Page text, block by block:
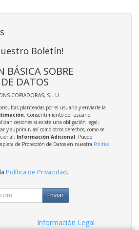
Boletín!
BÁSICA SOBRE
DATOS
COPIADORAS, S.L.U.
planteadas por el usuario y enviarle la
: Consentimiento del usuario;
cesiones si existe una obligación legal;
y suprimir, así como otros derechos, como se
Información Adicional: Puede
de Protección de Datos en nuestra Política
Política de Privacidad.
Enviar
Información Legal